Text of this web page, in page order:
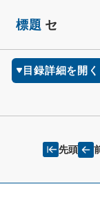
標題 セ
目録詳細を開く
先頭